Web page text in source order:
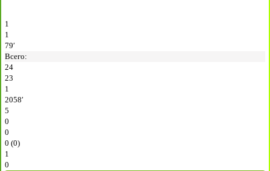
1
1
79′
Всего:
24
23
1
2058′
5
0
0
0 (0)
1
0